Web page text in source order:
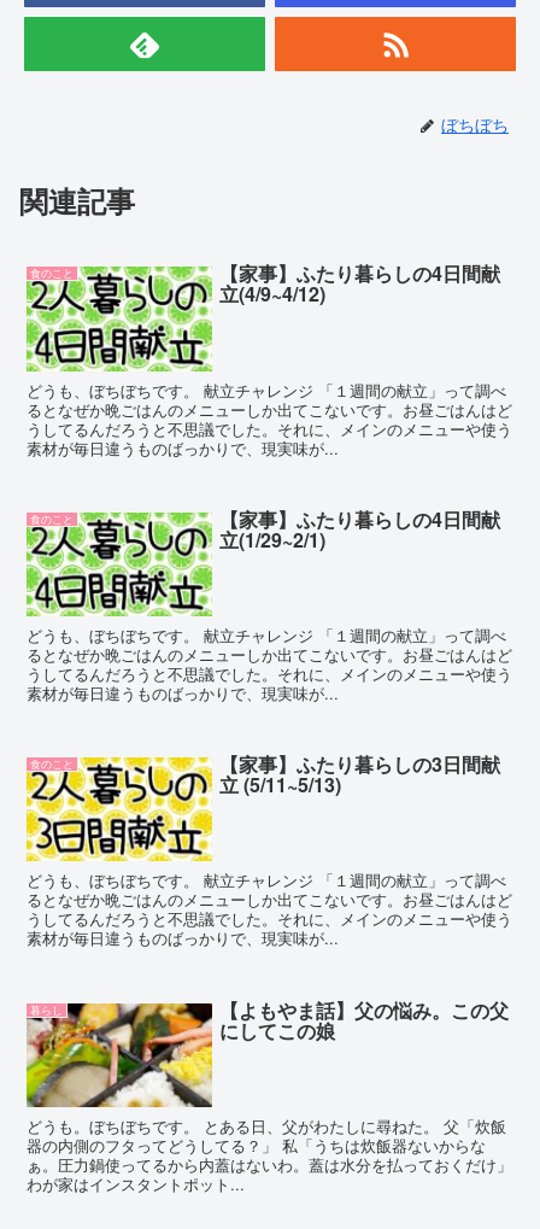
ぼちぼち
関連記事
食のこと 【家事】ふたり暮らしの4日間献
立(4/9~4/12)
どうも、ぼちぼちです。 献立チャレンジ 「１週間の献立」って調べ
るとなぜか晩ごはんのメニューしか出てこないです。お昼ごはんはど
うしてるんだろうと不思議でした。それに、メインのメニューや使う
素材が毎日違うものばっかりで、現実味が...
食のこと 【家事】ふたり暮らしの4日間献
立(1/29~2/1)
どうも、ぼちぼちです。 献立チャレンジ 「１週間の献立」って調べ
るとなぜか晩ごはんのメニューしか出てこないです。お昼ごはんはど
うしてるんだろうと不思議でした。それに、メインのメニューや使う
素材が毎日違うものばっかりで、現実味が...
食のこと 【家事】ふたり暮らしの3日間献
立 (5/11~5/13)
どうも、ぼちぼちです。 献立チャレンジ 「１週間の献立」って調べ
るとなぜか晩ごはんのメニューしか出てこないです。お昼ごはんはど
うしてるんだろうと不思議でした。それに、メインのメニューや使う
素材が毎日違うものばっかりで、現実味が...
暮らし 【よもやま話】父の悩み。この父
にしてこの娘
どうも。ぼちぼちです。 とある日、父がわたしに尋ねた。 父「炊飯
器の内側のフタってどうしてる？」 私「うちは炊飯器ないからな
ぁ。圧力鍋使ってるから内蓋はないわ。蓋は水分を払っておくだけ」
わが家はインスタントポット...